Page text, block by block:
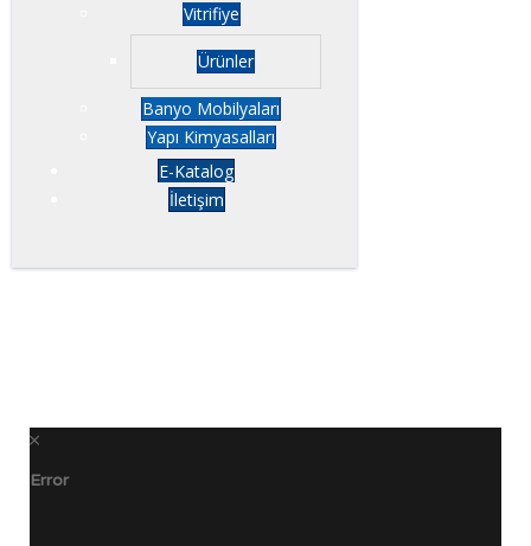
Vitrifiye
Ürünler
Banyo Mobilyaları
Yapı Kimyasalları
E-Katalog
İletişim
Error